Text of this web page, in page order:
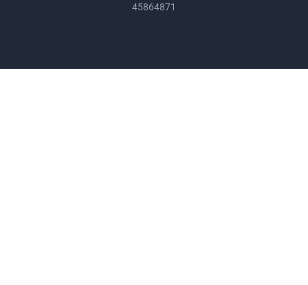
45864871